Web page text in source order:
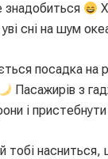
сні на шум
посадка на
Пасажирів з
і
тобі насниться,